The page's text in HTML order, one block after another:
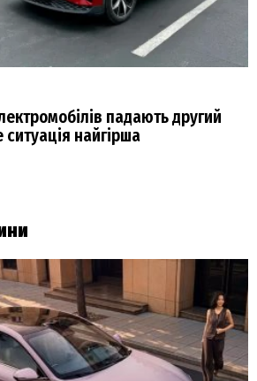
падають другий
ситуація найгірша